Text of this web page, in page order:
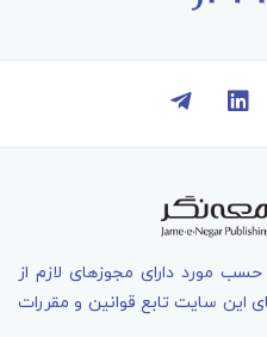
مورد دارای مجوزهای لازم از
اين سايت تابع قوانين و مقررات